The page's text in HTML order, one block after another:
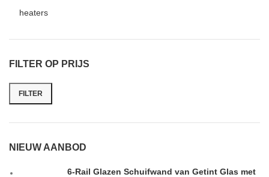
heaters
FILTER OP PRIJS
FILTER
NIEUW AANBOD
6-Rail Glazen Schuifwand van Getint Glas met